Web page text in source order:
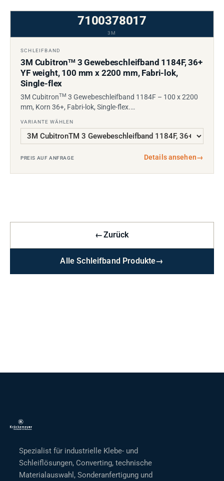
7100378017
3M
SCHLEIFBAND
3M CubitronTM3 Gewebeschleifband 1184F, 36+
YF weight, 100 mm x 2200 mm, Fabri-lok,
Single-flex
3M CubitronTM 3 Gewebeschleifband 1184F – 100 x 2200
mm, Korn 36+, Fabri-lok, Single-flex.…
VARIANTE WÄHLEN
PREIS AUF ANFRAGE Details ansehen→
←Zurück
Alle Schleifband Produkte→
Spezialist für industrielle Klebe- und
Schleiflösungen, Converting, technische
Materialauswahl, Sonderanfertigung und